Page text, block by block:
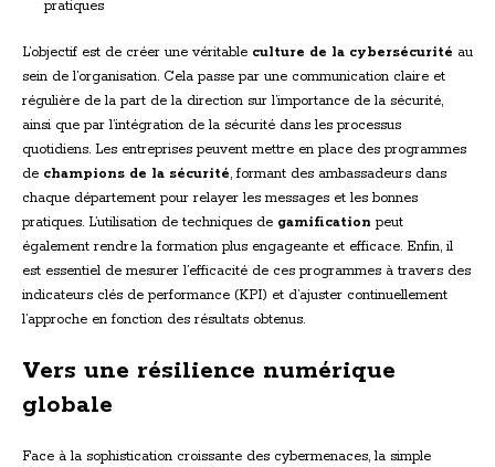
pratiques
L’objectif est de créer une véritable culture de la cybersécurité au
sein de l’organisation. Cela passe par une communication claire et
régulière de la part de la direction sur l’importance de la sécurité,
ainsi que par l’intégration de la sécurité dans les processus
quotidiens. Les entreprises peuvent mettre en place des programmes
de champions de la sécurité, formant des ambassadeurs dans
chaque département pour relayer les messages et les bonnes
pratiques. L’utilisation de techniques de gamification peut
également rendre la formation plus engageante et efficace. Enfin, il
est essentiel de mesurer l’efficacité de ces programmes à travers des
indicateurs clés de performance (KPI) et d’ajuster continuellement
l’approche en fonction des résultats obtenus.
Vers une résilience numérique
globale
Face à la sophistication croissante des cybermenaces, la simple